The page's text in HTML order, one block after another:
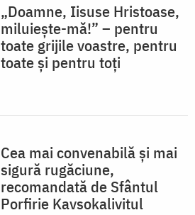
„Doamne, Iisuse Hristoase,
miluiește-mă!” – pentru
toate grijile voastre, pentru
toate și pentru toți
Cea mai convenabilă și mai
sigură rugăciune,
recomandată de Sfântul
Porfirie Kavsokalivitul